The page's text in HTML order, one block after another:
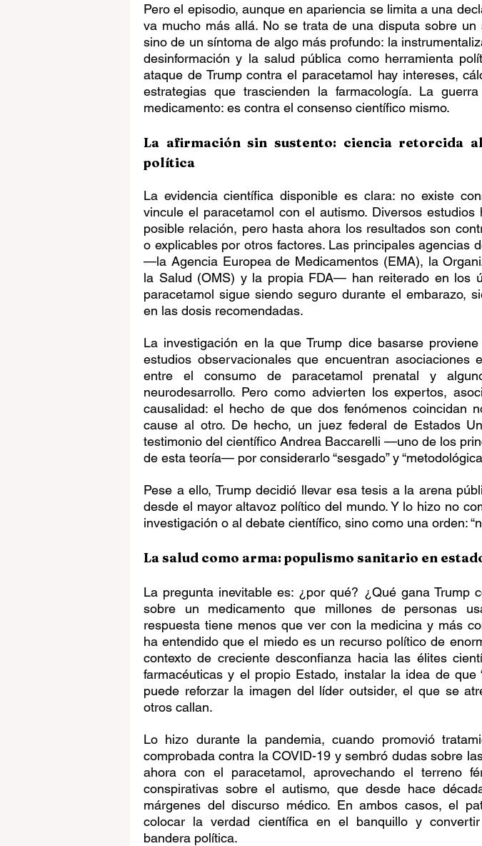
Pero el episodio, aunque en apariencia se limita a una
va mucho más allá. No se trata de una disputa sobre un
sino de un síntoma de algo más profundo: la
desinformación y la salud pública como herramienta
ataque de Trump contra el paracetamol hay intereses,
estrategias que trascienden la farmacología. La
medicamento: es contra el consenso científico mismo.
La afirmación sin sustento: ciencia retorcida
política
La evidencia científica disponible es clara: no existe
vincule el paracetamol con el autismo. Diversos estudios
posible relación, pero hasta ahora los resultados son
o explicables por otros factores. Las principales agencias
—la Agencia Europea de Medicamentos (EMA), la
la Salud (OMS) y la propia FDA— han reiterado en los
paracetamol sigue siendo seguro durante el embarazo,
en las dosis recomendadas.
La investigación en la que Trump dice basarse
estudios observacionales que encuentran asociaciones
entre el consumo de paracetamol prenatal y
neurodesarrollo. Pero como advierten los expertos,
causalidad: el hecho de que dos fenómenos coincidan
cause al otro. De hecho, un juez federal de Estados
testimonio del científico Andrea Baccarelli —uno de los
de esta teoría— por considerarlo “sesgado” y
Pese a ello, Trump decidió llevar esa tesis a la arena
desde el mayor altavoz político del mundo. Y lo hizo no
investigación o al debate científico, sino como una orden:
La salud como arma: populismo sanitario en
La pregunta inevitable es: ¿por qué? ¿Qué gana Trump
sobre un medicamento que millones de personas
respuesta tiene menos que ver con la medicina y más
ha entendido que el miedo es un recurso político de
contexto de creciente desconfianza hacia las élites
farmacéuticas y el propio Estado, instalar la idea de que
puede reforzar la imagen del líder outsider, el que se
otros callan.
Lo hizo durante la pandemia, cuando promovió
comprobada contra la COVID-19 y sembró dudas sobre
ahora con el paracetamol, aprovechando el terreno
conspirativas sobre el autismo, que desde hace
márgenes del discurso médico. En ambos casos, el
colocar la verdad científica en el banquillo y
bandera política.